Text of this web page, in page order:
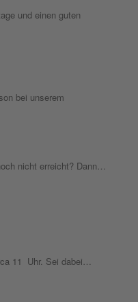
und einen guten
bei unserem
nicht erreicht? Dann…
11 Uhr. Sei dabei…